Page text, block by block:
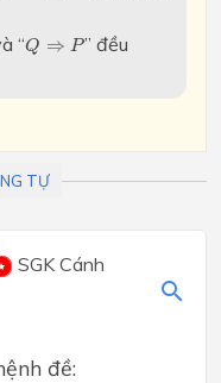
“Q ⇒ P
Q P
” đều
TỰ
SGK Cánh
đề: